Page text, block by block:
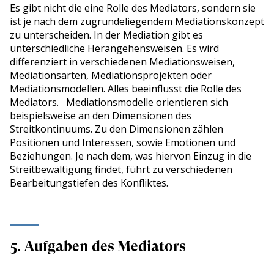
Es gibt nicht die eine Rolle des Mediators, sondern sie
ist je nach dem zugrundeliegendem Mediationskonzept
zu unterscheiden. In der Mediation gibt es
unterschiedliche Herangehensweisen. Es wird
differenziert in verschiedenen Mediationsweisen,
Mediationsarten, Mediationsprojekten oder
Mediationsmodellen. Alles beeinflusst die Rolle des
Mediators. Mediationsmodelle orientieren sich
beispielsweise an den Dimensionen des
Streitkontinuums. Zu den Dimensionen zählen
Positionen und Interessen, sowie Emotionen und
Beziehungen. Je nach dem, was hiervon Einzug in die
Streitbewältigung findet, führt zu verschiedenen
Bearbeitungstiefen des Konfliktes.
5. Aufgaben des Mediators